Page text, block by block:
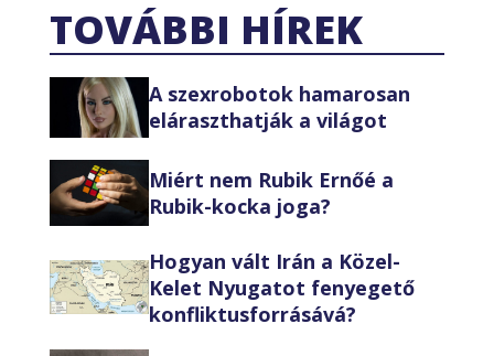
TOVÁBBI HÍREK
A szexrobotok hamarosan
eláraszthatják a világot
Miért nem Rubik Ernőé a
Rubik-kocka joga?
Hogyan vált Irán a Közel-
Kelet Nyugatot fenyegető
konfliktusforrásává?